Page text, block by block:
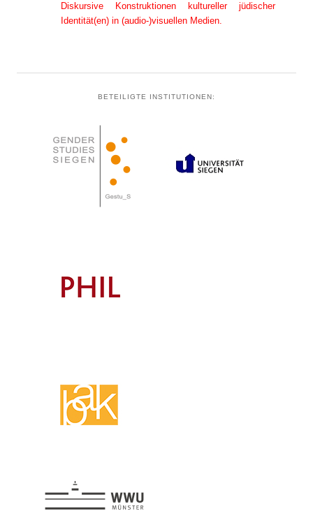
Diskursive Konstruktionen kultureller jüdischer
Identität(en) in (audio-)visuellen Medien.
BETEILIGTE INSTITUTIONEN: